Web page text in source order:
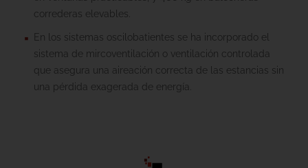
correderas elevables.
En los sistemas oscilobatientes se ha incorporado el
sistema de mircoventilación o ventilación controlada
que asegura una aireación correcta de las estancias sin
una pérdida exagerada de energía.